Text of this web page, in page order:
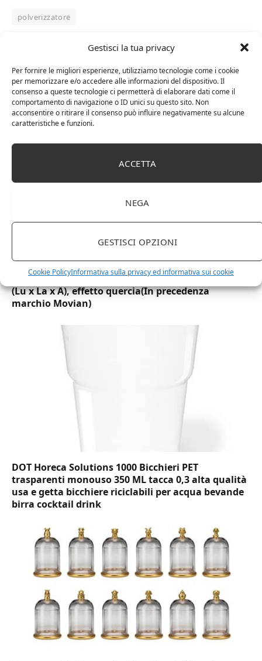
Gestisci la tua privacy
Per fornire le migliori esperienze, utilizziamo tecnologie come i cookie
per memorizzare e/o accedere alle informazioni del dispositivo. Il
consenso a queste tecnologie ci permetterà di elaborare dati come il
comportamento di navigazione o ID unici su questo sito. Non
acconsentire o ritirare il consenso può influire negativamente su alcune
caratteristiche e funzioni.
ACCETTA
NEGA
GESTISCI OPZIONI
Cookie PolicyInformativa sulla privacy ed informativa sui cookie
polverizzatore
FacebookTwitter Pinterest LinkedInTumblr Email
RELATEDPOSTS
Amazon Basics Martin – Libreria, 35 x 114 x 78 cm
(Lu x La x A), effetto quercia(In precedenza
marchio Movian)
DOT Horeca Solutions 1000 Bicchieri PET
trasparenti monouso 350 ML tacca 0,3 alta qualità
usa e getta bicchiere riciclabili per acqua bevande
birra cocktail drink